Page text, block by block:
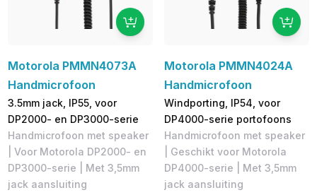
Motorola PMMN4073A
Handmicrofoon
3.5mm jack, IP55, voor
DP2000- en DP3000-serie
Handmicrofoon met speaker
| Voor Motorola DP2000- en
DP3000-serie | Met 3,5mm
jack aansluiting
Motorola PMMN4024A
Handmicrofoon
Windporting, IP54, voor
DP4000-serie portofoons
Handmicrofoon met speaker
| Geschikt voor Motorola
DP4000-serie | Met 3,5mm
jack aansluiting